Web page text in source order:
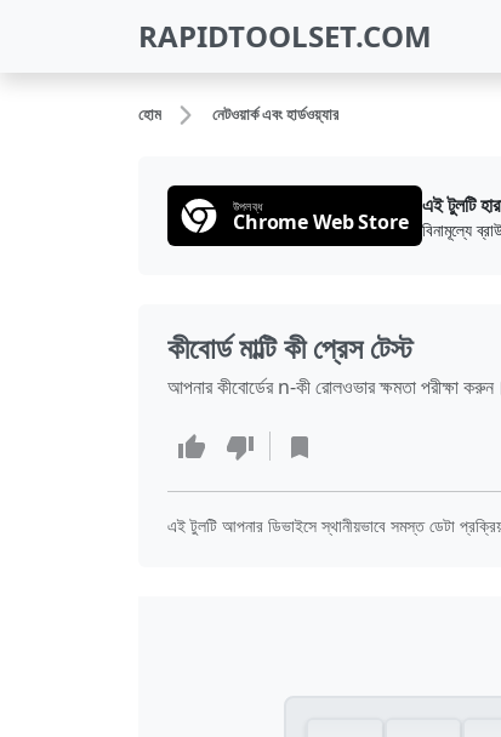
RAPIDTOOLSET.COM
হোম নেটওয়ার্ক এবং হার্ডওয়্যার
উপলব্ধ
Chrome Web Store
এই টুলটি
বিনামূল্যে
কীবোর্ড মাল্টি কী প্রেস টেস্ট
আপনার কীবোর্ডের n-কী রোলওভার ক্ষমতা পরীক্ষা
এই টুলটি আপনার ডিভাইসে স্থানীয়ভাবে সমস্ত ডেটা